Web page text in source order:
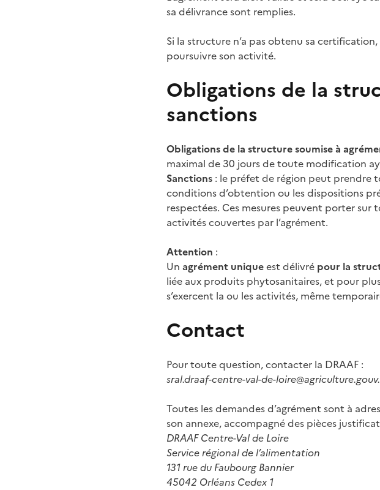
sa délivrance sont remplies.
Si la structure n’a pas obtenu sa
poursuivre son activité.
Obligations de la
sanctions
Obligations de la structure soumise à
maximal de 30 jours de toute modification
Sanctions : le préfet de région peut prendre
conditions d’obtention ou les dispositions
respectées. Ces mesures peuvent porter
activités couvertes par l’agrément.
Attention :
Un agrément uniqueest délivré pour la
liée aux produits phytosanitaires, et pour
s’exercent la ou les activités, même
Contact
Pour toute question, contacter la DRAAF :
sral.draaf-centre-val-de-
Toutes les demandes d’agrément sont à
son annexe, accompagné des pièces
DRAAF Centre-Val de Loire
Service régional de l’alimentation
131 rue du Faubourg Bannier
45042 Orléans Cedex 1